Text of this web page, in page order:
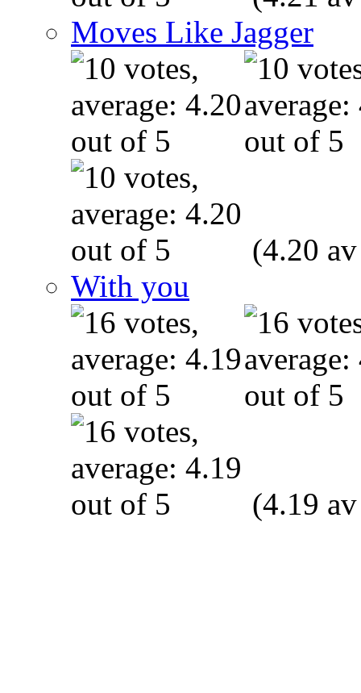
Moves Like Jagger
(4.20
With you
(4.19